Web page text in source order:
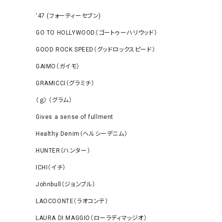
‘47 (フォーティーセブン)
GO TO HOLLYWOOD（ゴートゥーハリウッド）
GOOD ROCK SPEED（グッドロックスピード）
GAIMO（ガイモ）
GRAMICCI（グラミチ）
（ｇ） （グラム）
Gives a sense of fullment
Healthy Denim（ヘルシーデニム）
HUNTER（ハンター）
ICHI（イチ）
Johnbull（ジョンブル）
LAOCOONTE（ラオコンテ）
LAURA DI MAGGIO（ローラディマッジオ）